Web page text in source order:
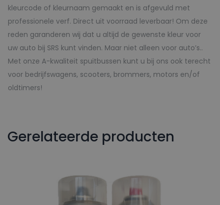
kleurcode of kleurnaam gemaakt en is afgevuld met
professionele verf. Direct uit voorraad leverbaar! Om deze
reden garanderen wij dat u altijd de gewenste kleur voor
uw auto bij SRS kunt vinden. Maar niet alleen voor auto’s..
Met onze A-kwaliteit spuitbussen kunt u bij ons ook terecht
voor bedrijfswagens, scooters, brommers, motors en/of
oldtimers!
Gerelateerde producten